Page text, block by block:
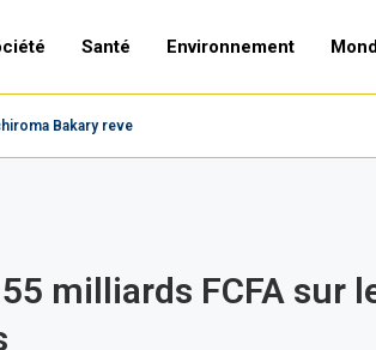
Santé Environnement
Bakary revendique la victoire,...
milliards FCFA sur